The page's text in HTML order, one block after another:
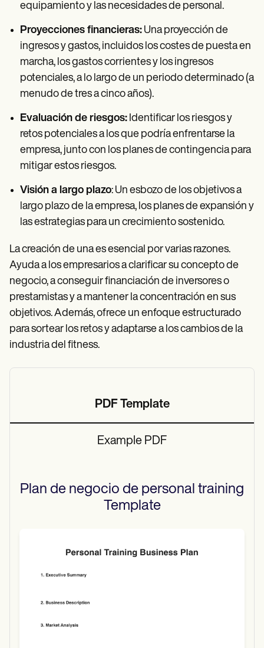
equipamiento y las necesidades de personal.
Proyecciones financieras: Una proyección de
ingresos y gastos, incluidos los costes de puesta en
marcha, los gastos corrientes y los ingresos
potenciales, a lo largo de un periodo determinado (a
menudo de tres a cinco años).
Evaluación de riesgos: Identificar los riesgos y
retos potenciales a los que podría enfrentarse la
empresa, junto con los planes de contingencia para
mitigar estos riesgos.
Visión a largo plazo: Un esbozo de los objetivos a
largo plazo de la empresa, los planes de expansión y
las estrategias para un crecimiento sostenido.
La creación de una es esencial por varias razones.
Ayuda a los empresarios a clarificar su concepto de
negocio, a conseguir financiación de inversores o
prestamistas y a mantener la concentración en sus
objetivos. Además, ofrece un enfoque estructurado
para sortear los retos y adaptarse a los cambios de la
industria del fitness.
PDF Template
Example PDF
Plan de negocio de personal training
Template